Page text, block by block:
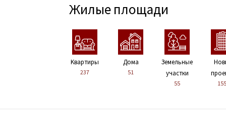
Жилые площади
Kвартиры
237
Дома
51
Земельные
участки
55